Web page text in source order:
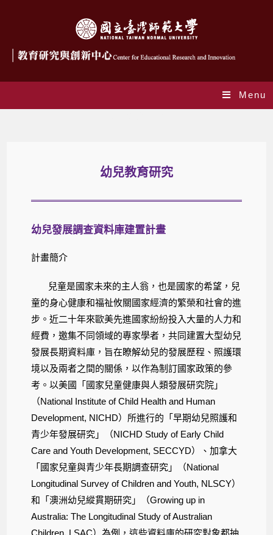
Menu
幼兒教育研究
幼兒發展調查資料庫建置計畫
計畫簡介
兒童是國家未來的主人翁，也是國家的希望，兒
童的身心健康和福祉攸關國家經濟的繁榮和社會的進
步。近二十年來歐美先進國家紛紛投入大量的人力和
經費，邀集不同領域的專家學者，共同建置大型幼兒
發展長期資料庫，旨在瞭解幼兒的發展歷程、照護環
境以及兩者之間的關係，以作為制訂國家政策的參
考。以美國「國家兒童健康與人類發展研究院」
（National Institute of Child Health and Human
Development, NICHD）所進行的「早期幼兒照護和
青少年發展研究」（NICHD Study of Early Child
Care and Youth Development, SECCYD）、加拿大
「國家兒童與青少年長期調查研究」（National
Longitudinal Survey of Children and Youth, NLSCY）
和「澳洲幼兒縱貫期研究」（Growing up in
Australia: The Longitudinal Study of Australian
Children, LSAC）為例，這些資料庫的研究對象都抽